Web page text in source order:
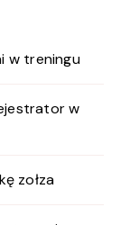
w treningu
w
zołza